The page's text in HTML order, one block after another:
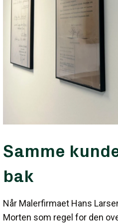
Samme
bak
Når Malerfirmaet Hans
Morten som regel for den